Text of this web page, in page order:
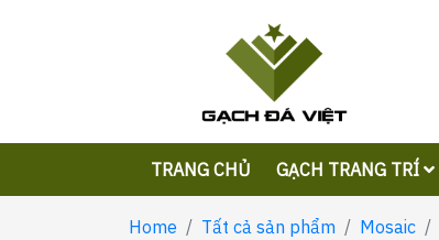
TRANG CHỦ GẠCH TRANG TRÍ
Home Tất cả sản phẩm Mosaic